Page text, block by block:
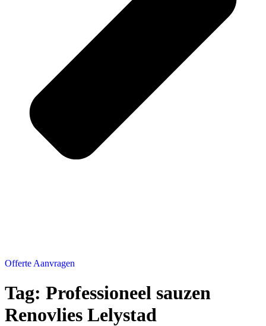
Offerte Aanvragen
Tag: Professioneel sauzen
Renovlies Lelystad